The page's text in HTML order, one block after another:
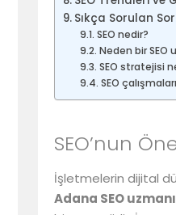
Sıkça Sorulan
SEO nedir?
Neden bir SEO
SEO stratejisi
SEO
SEO’nun
İşletmelerin dijital
Adana SEO uzmanı